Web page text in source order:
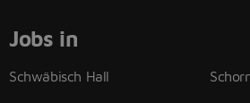
Jobs in
Schwäbisch Hall